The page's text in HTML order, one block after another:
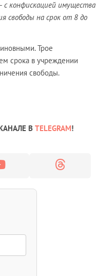
с конфискацией имущества
свободы на срок от 8 до
Трое
срока в учреждении
свободы.
В TELEGRAM!